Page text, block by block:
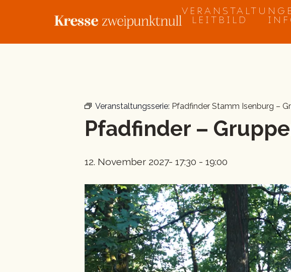
LEITBILD
Veranstaltungsserie: Pfadfinder Stamm Isenburg –
Pfadfinder –
12. November 2027- 17:30 - 19:00